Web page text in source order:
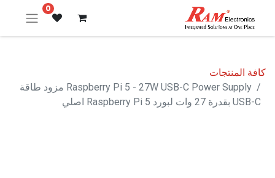
0
كافة المنتجات
Raspberry Pi 5 - 27W USB-C Power Supply مزود طاقة
USB-C بقدرة 27 وات لبورد Raspberry Pi 5 اصلي